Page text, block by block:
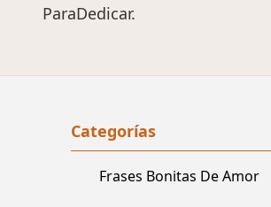
ParaDedicar.
Categorías
Frases Bonitas De Amor